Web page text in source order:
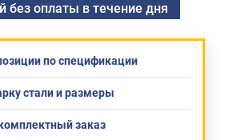
без оплаты в течение дня
по спецификации
стали и размеры
заказ